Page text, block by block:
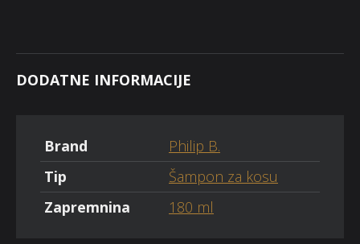
DODATNE INFORMACIJE
Brand
Philip B.
Tip
Šampon za kosu
Zapremnina
180 ml